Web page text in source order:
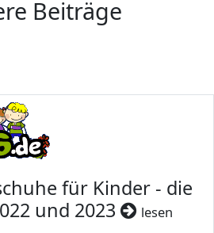
Beiträge
für Kinder - die
und 2023
lesen